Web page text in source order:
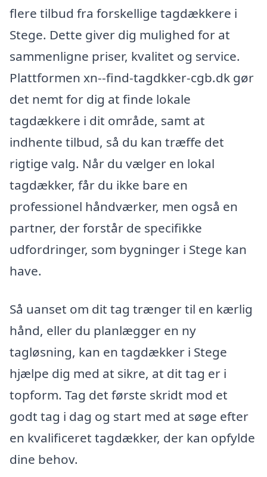
flere tilbud fra forskellige tagdækkere i
Stege. Dette giver dig mulighed for at
sammenligne priser, kvalitet og service.
Plattformen xn--find-tagdkker-cgb.dk gør
det nemt for dig at finde lokale
tagdækkere i dit område, samt at
indhente tilbud, så du kan træffe det
rigtige valg. Når du vælger en lokal
tagdækker, får du ikke bare en
professionel håndværker, men også en
partner, der forstår de specifikke
udfordringer, som bygninger i Stege kan
have.
Så uanset om dit tag trænger til en kærlig
hånd, eller du planlægger en ny
tagløsning, kan en tagdækker i Stege
hjælpe dig med at sikre, at dit tag er i
topform. Tag det første skridt mod et
godt tag i dag og start med at søge efter
en kvalificeret tagdækker, der kan opfylde
dine behov.